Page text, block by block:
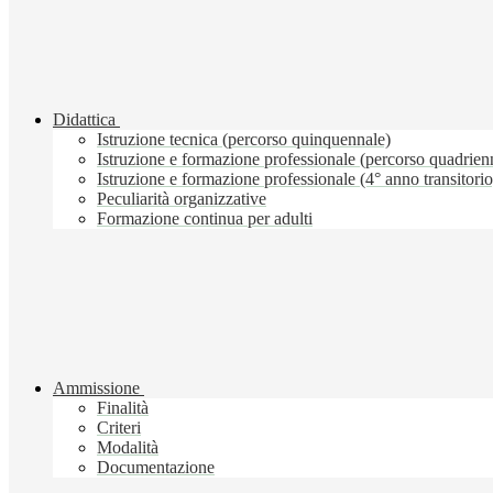
Didattica
Istruzione tecnica (percorso quinquennale)
Istruzione e formazione professionale (percorso
Istruzione e formazione professionale (4° anno
Peculiarità organizzative
Formazione continua per adulti
Ammissione
Finalità
Criteri
Modalità
Documentazione